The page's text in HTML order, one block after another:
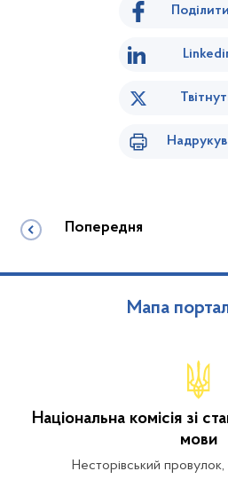
Попередня
Мапа
Національна комісія зі
мови
Несторівський